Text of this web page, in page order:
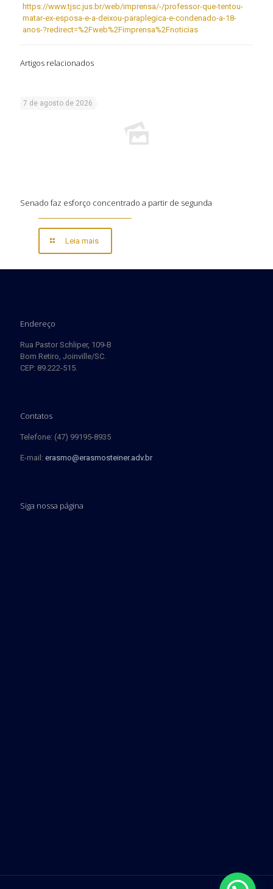
https://www.tjsc.jus.br/web/imprensa/-/professor-que-tentou-
matar-ex-esposa-e-a-deixou-paraplegica-e-condenado-a-18-
anos-?redirect=%2Fweb%2Fimprensa%2Fnoticias
Artigos relacionados
7 de agosto de 2026
Senado faz esforço concentrado a partir de segunda
Leia mais
Endereço
Rua Pastor Schliper, 109-B
Bom Retiro, Joinville/SC.
CEP: 89.222-515.
Contatos
Telefone: (47) 99195-8935
E-mail: erasmo@erasmosteiner.adv.br
Siga nossa página